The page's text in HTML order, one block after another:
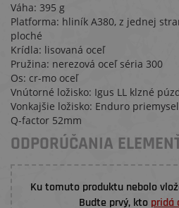
Váha: 395 g
Platforma: hliník A380, z jednej
ploché
Krídla: lisovaná oceľ
Pružina: nerezová oceľ séria 300
Os: cr-mo oceľ
Vnútorné ložisko: Igus LL klzné
Vonkajšie ložisko: Enduro
Q-factor 52mm
ODPORÚČANIA
Ku tomuto produktu nebolo
Budte prvý, kto pridá